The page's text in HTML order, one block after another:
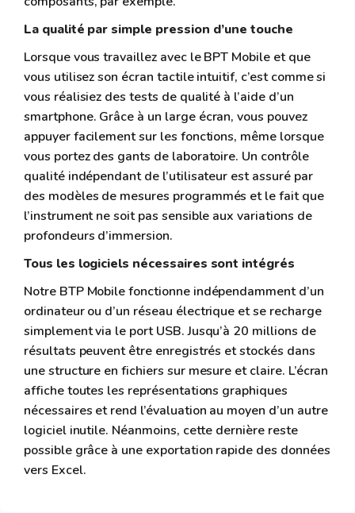
La qualité par simple pression d’une touche
Lorsque vous travaillez avec le BPT Mobile et que
vous utilisez son écran tactile intuitif, c’est comme si
vous réalisiez des tests de qualité à l’aide d’un
smartphone. Grâce à un large écran, vous pouvez
appuyer facilement sur les fonctions, même lorsque
vous portez des gants de laboratoire. Un contrôle
qualité indépendant de l’utilisateur est assuré par
des modèles de mesures programmés et le fait que
l’instrument ne soit pas sensible aux variations de
profondeurs d’immersion.
Tous les logiciels nécessaires sont intégrés
Notre BTP Mobile fonctionne indépendamment d’un
ordinateur ou d’un réseau électrique et se recharge
simplement via le port USB. Jusqu’à 20 millions de
résultats peuvent être enregistrés et stockés dans
une structure en fichiers sur mesure et claire. L’écran
affiche toutes les représentations graphiques
nécessaires et rend l’évaluation au moyen d’un autre
logiciel inutile. Néanmoins, cette dernière reste
possible grâce à une exportation rapide des données
vers Excel.